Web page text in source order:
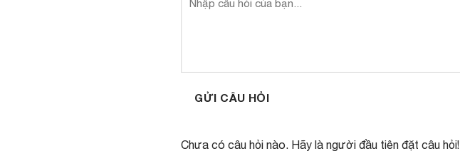
GỬI CÂU HỎI
Chưa có câu hỏi nào. Hãy là người đầu tiên đặt câu hỏi!